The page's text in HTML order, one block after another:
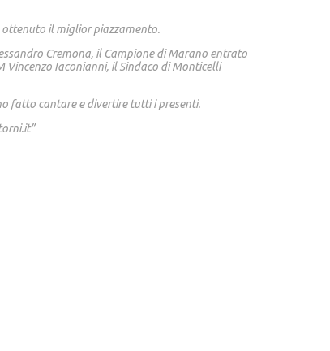
ottenuto il miglior piazzamento.
Cremona, il Campione di Marano entrato
Iaconianni, il Sindaco di Monticelli
fatto cantare e divertire tutti i presenti.